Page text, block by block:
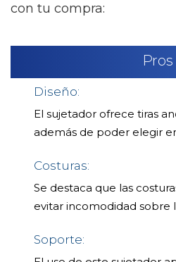
con tu compra:
Pros
Diseño:
El sujetador ofrece tiras
además de poder elegir
Costuras:
Se destaca que las
evitar incomodidad sobre
Soporte: